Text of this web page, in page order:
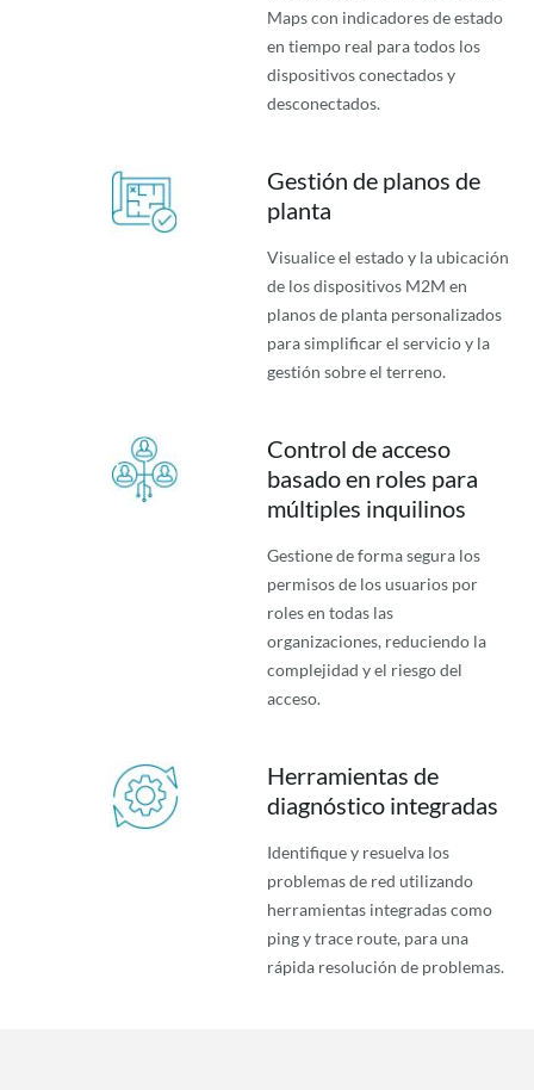
Maps con indicadores de estado
en tiempo real para todos los
dispositivos conectados y
desconectados.
Gestión de planos de
planta
Visualice el estado y la ubicación
de los dispositivos M2M en
planos de planta personalizados
para simplificar el servicio y la
gestión sobre el terreno.
Control de acceso
basado en roles para
múltiples inquilinos
Gestione de forma segura los
permisos de los usuarios por
roles en todas las
organizaciones, reduciendo la
complejidad y el riesgo del
acceso.
Herramientas de
diagnóstico integradas
Identifique y resuelva los
problemas de red utilizando
herramientas integradas como
ping y trace route, para una
rápida resolución de problemas.